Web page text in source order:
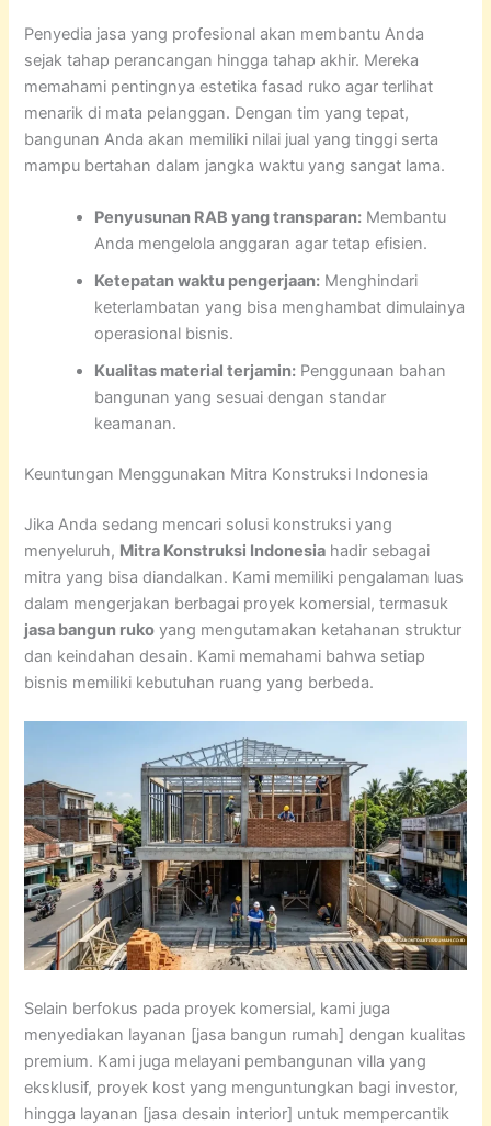
Penyedia jasa yang profesional akan membantu Anda
sejak tahap perancangan hingga tahap akhir. Mereka
memahami pentingnya estetika fasad ruko agar terlihat
menarik di mata pelanggan. Dengan tim yang tepat,
bangunan Anda akan memiliki nilai jual yang tinggi serta
mampu bertahan dalam jangka waktu yang sangat lama.
Penyusunan RAB yang transparan: Membantu
Anda mengelola anggaran agar tetap efisien.
Ketepatan waktu pengerjaan: Menghindari
keterlambatan yang bisa menghambat dimulainya
operasional bisnis.
Kualitas material terjamin: Penggunaan bahan
bangunan yang sesuai dengan standar
keamanan.
Keuntungan Menggunakan Mitra Konstruksi Indonesia
Jika Anda sedang mencari solusi konstruksi yang
menyeluruh, Mitra Konstruksi Indonesia hadir sebagai
mitra yang bisa diandalkan. Kami memiliki pengalaman luas
dalam mengerjakan berbagai proyek komersial, termasuk
jasa bangun ruko yang mengutamakan ketahanan struktur
dan keindahan desain. Kami memahami bahwa setiap
bisnis memiliki kebutuhan ruang yang berbeda.
Selain berfokus pada proyek komersial, kami juga
menyediakan layanan [jasa bangun rumah] dengan kualitas
premium. Kami juga melayani pembangunan villa yang
eksklusif, proyek kost yang menguntungkan bagi investor,
hingga layanan [jasa desain interior] untuk mempercantik